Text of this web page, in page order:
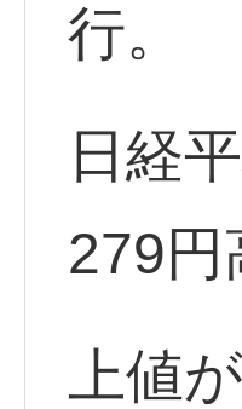
行。
日経
279円
上値